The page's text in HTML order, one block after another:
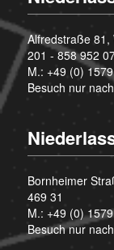
Alfredstraße 81,
201 - 858 952
M.: +49 (0)
Besuch nur
Bornheimer
469 31
M.: +49 (0)
Besuch nur